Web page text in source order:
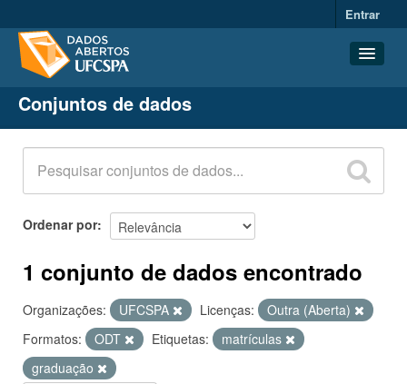
Entrar
Conjuntos de dados
Organizações
Grupos
Sobre
Conjuntos de dados
Ordenar por
1 conjunto de dados encontrado
Organizações: UFCSPA Licenças:
Outra (Aberta)
Formatos:
ODT Etiquetas:
matrículas
graduação